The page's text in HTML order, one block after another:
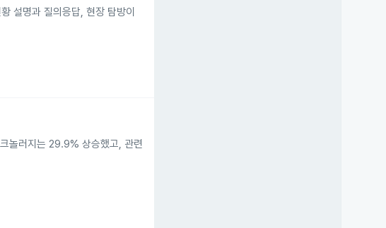
설명과 질의응답, 현장 탐방이
놀러지는 29.9% 상승했고, 관련